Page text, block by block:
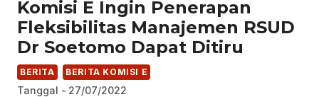
Komisi E Ingin Penerapan
Fleksibilitas Manajemen RSUD
Dr Soetomo Dapat Ditiru
BERITA BERITA KOMISI E
Tanggal - 27/07/2022